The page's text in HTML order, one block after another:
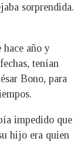
sorprendida.
hace año y
tenían
Bono, para
impedido que
hijo era quien